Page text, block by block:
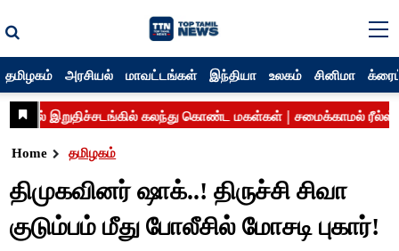
தமிழகம் அரசியல் மாவட்டங்கள் இந்தியா உலகம் சினிமா
Home தமிழகம்
திமுகவினர் ஷாக்..! திருச்சி சிவா
குடும்பம் மீது போலீசில் மோசடி புகார்!